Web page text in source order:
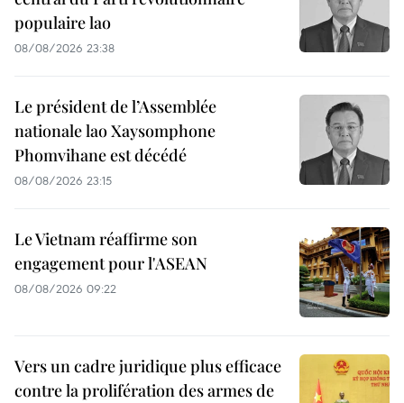
populaire lao
08/08/2026 23:38
Le président de l’Assemblée
nationale lao Xaysomphone
Phomvihane est décédé
08/08/2026 23:15
Le Vietnam réaffirme son
engagement pour l'ASEAN
08/08/2026 09:22
Vers un cadre juridique plus efficace
contre la prolifération des armes de